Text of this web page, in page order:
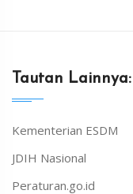
Tautan Lainnya:
Kementerian ESDM
JDIH Nasional
Peraturan.go.id